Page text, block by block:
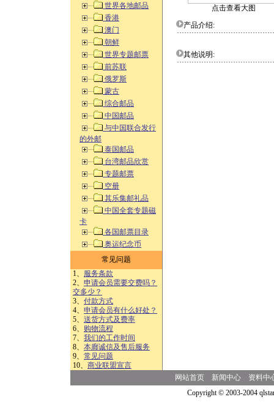
世界各地邮品
香港
澳门
朝鲜
世界专题邮票
前苏联
俄罗斯
蒙古
综合邮品
中国邮品
与中国联合发行
的外邮
泰国邮品
台湾邮品欣赏
专题邮票
空册
其乐集邮礼品
中国全套专题磁
卡
各国邮票目录
奥运纪念币
常见问题
1、 服务条款
2、 申请会员需要交费吗？
交多少？
3、 付款方式
4、 申请会员有什么好处？
5、 送货方式及费率
6、 购物流程
7、 我们的工作时间
8、 本廊诚信及售后服务
9、 常见问题
10、 商业联盟宣言
点击查看大图
产品介绍:
其他说明:
网站首页 新闻中心
资料中
Copyright © 2003-2004